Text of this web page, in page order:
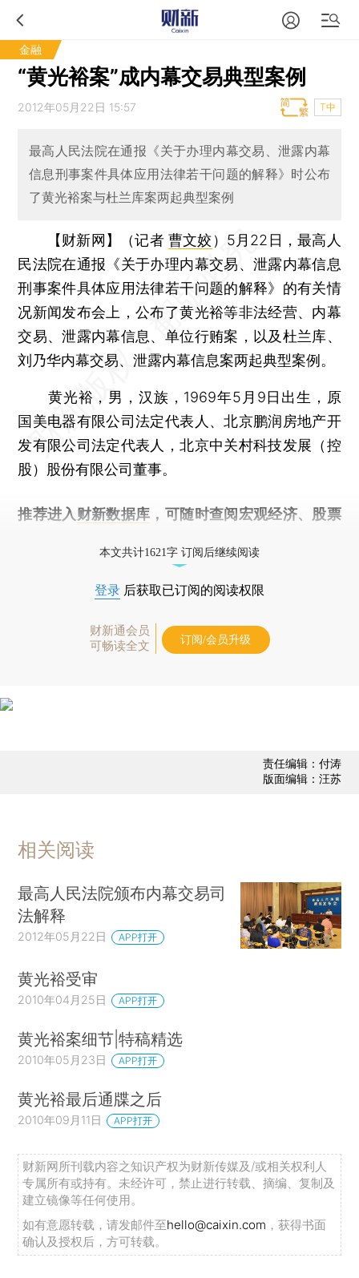
金融
“黄光裕案”成内幕交易典型案例
2012年05月22日 15:57 T中
最高人民法院在通报《关于办理内幕交易、泄露内幕
信息刑事案件具体应用法律若干问题的解释》时公布
了黄光裕案与杜兰库案两起典型案例
【财新网】（记者曹文姣） 5月22日，最高人
民法院在通报《关于办理内幕交易、泄露内幕信息
刑事案件具体应用法律若干问题的解释》的有关情
况新闻发布会上，公布了黄光裕等非法经营、内幕
交易、泄露内幕信息、单位行贿案，以及杜兰库、
刘乃华内幕交易、泄露内幕信息案两起典型案例。
黄光裕，男，汉族，1969年5月9日出生，原
国美电器有限公司法定代表人、北京鹏润房地产开
发有限公司法定代表人，北京中关村科技发展（控
股）股份有限公司董事。
推荐进入 财新数据库 ，可随时查阅宏观经济、股票
本文共计1621字 订阅后继续阅读
登录 后获取已订阅的阅读权限
财新通会员
可畅读全文
订阅/会员升级
责任编辑：付涛
版面编辑：汪苏
相关阅读
最高人民法院颁布内幕交易司
法解释
2012年05月22日 APP打开
黄光裕受审
2010年04月25日 APP打开
黄光裕案细节|特稿精选
2010年05月23日 APP打开
黄光裕最后通牒之后
2010年09月11日 APP打开
财新网所刊载内容之知识产权为财新传媒及/或相关权利人
专属所有或持有。未经许可，禁止进行转载、摘编、复制及
建立镜像等任何使用。
如有意愿转载，请发邮件至hello@caixin.com ，获得书面
确认及授权后，方可转载。